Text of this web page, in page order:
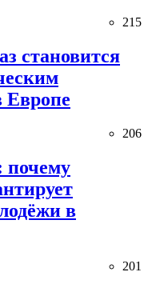
215
становится
Европе
206
почему
в
201